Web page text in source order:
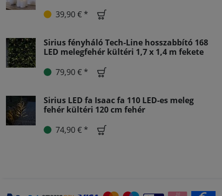
39,90 € *
Sirius fényháló Tech-Line hosszabbító 168
LED melegfehér kültéri 1,7 x 1,4 m fekete
79,90 € *
Sirius LED fa Isaac fa 110 LED-es meleg
fehér kültéri 120 cm fehér
74,90 € *